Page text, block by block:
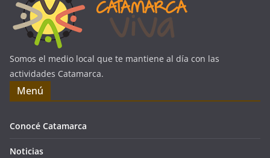
Somos el medio local que te mantiene al día con las
actividades Catamarca.
Menú
Conocé Catamarca
Noticias